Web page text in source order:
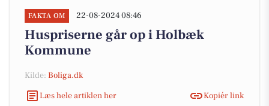
FAKTA OM 22-08-2024 08:46
Huspriserne går op i Holbæk
Kommune
Kilde: Boliga.dk
Læs hele artiklen her
Kopiér link